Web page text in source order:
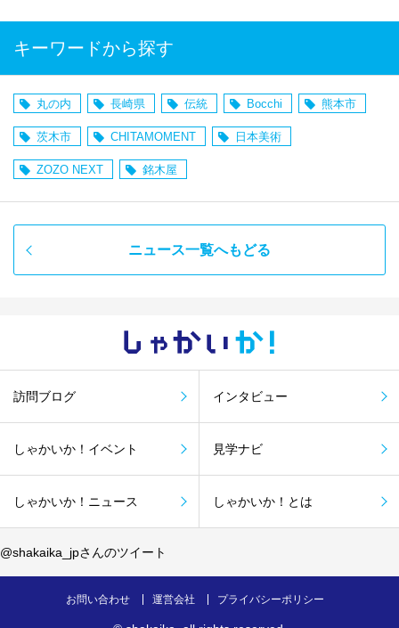
キーワードから探す
丸の内 長崎県 伝統 Bocchi 熊本市
茨木市 CHITAMOMENT 日本美術
ZOZO NEXT 銘木屋
ニュース一覧へもどる
しゃかい か！
訪問ブログ インタビュー
しゃかいか！イベント 見学ナビ
しゃかいか！ニュース しゃかいか！とは
@shakaika_jpさんのツイート
お問い合わせ 運営会社 プライバシーポリシー